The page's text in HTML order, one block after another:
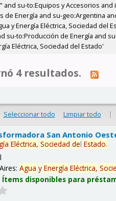
su-to:Equipos y Accesorios and
Energía and su-geo:Argentina
y Energía Eléctrica, Sociedad del
su-to:Producción de Energía and
Eléctrica, Sociedad del Estado'
4 resultados.
Seleccionar todo Limpiar todo |
San Antonio
Eléctrica, Sociedad delEstado.
Agua y Energía Eléctrica,
Ítems disponibles para